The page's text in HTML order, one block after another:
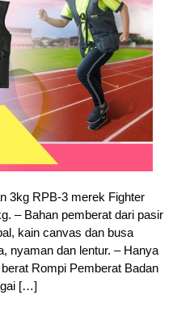
3kg RPB-3 merek Fighter
– Bahan pemberat dari pasir
kain canvas dan busa
nyaman dan lentur. – Hanya
Rompi Pemberat Badan
[…]